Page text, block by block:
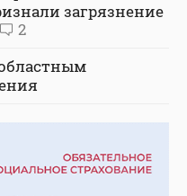
загрязнение
2